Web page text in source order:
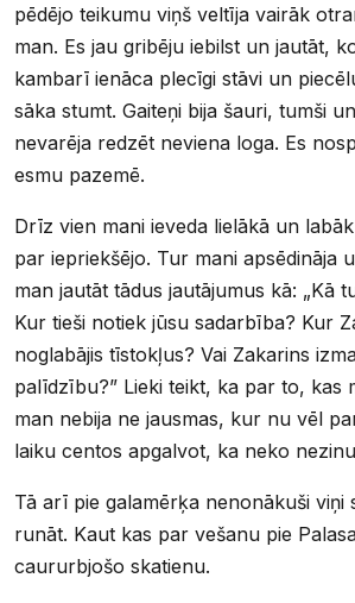
pēdējo teikumu viņš veltīja vairāk
man. Es jau gribēju iebilst un jautāt,
kambarī ienāca plecīgi stāvi un
sāka stumt. Gaiteņi bija šauri, tumši
nevarēja redzēt neviena loga. Es
esmu pazemē.
Drīz vien mani ieveda lielākā un
par iepriekšējo. Tur mani apsēdināja
man jautāt tādus jautājumus kā: „Kā
Kur tieši notiek jūsu sadarbība? Kur
noglabājis tīstokļus? Vai Zakarins
palīdzību?” Lieki teikt, ka par to, kas
man nebija ne jausmas, kur nu vēl
laiku centos apgalvot, ka neko
Tā arī pie galamērķa nenonākuši viņi
runāt. Kaut kas par vešanu pie
caururbjošo skatienu.